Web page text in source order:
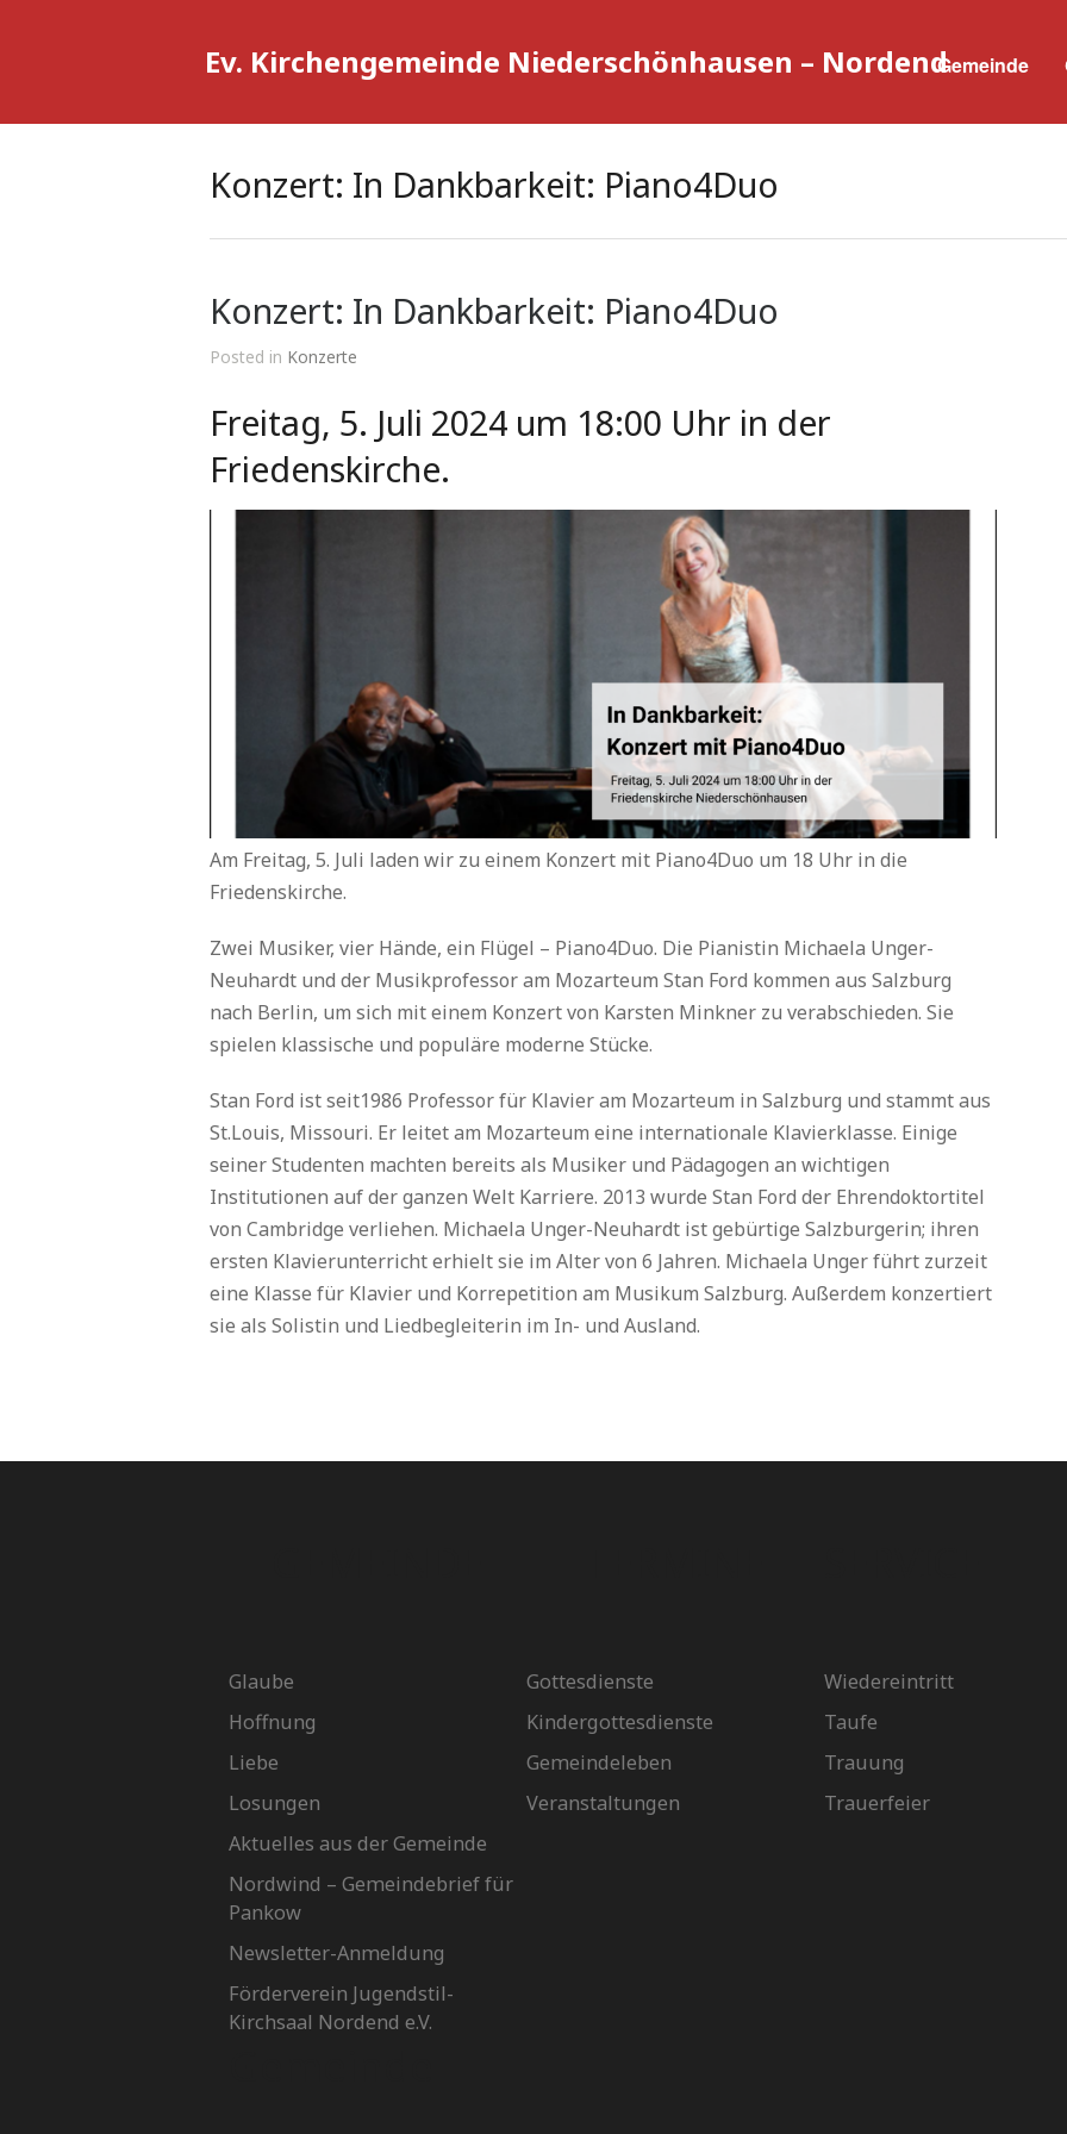
Ev. Kirchengemeinde Niederschönhausen – NordendGemeinde
Konzert: In Dankbarkeit: Piano4Duo
Konzert: In Dankbarkeit: Piano4Duo
Posted in Konzerte
Freitag, 5. Juli 2024 um 18:00 Uhr in der
Friedenskirche.
Am Freitag, 5. Juli laden wir zu einem Konzert mit Piano4Duo um 18 Uhr in die
Friedenskirche.
Zwei Musiker, vier Hände, ein Flügel – Piano4Duo. Die Pianistin Michaela Unger-
Neuhardt und der Musikprofessor am Mozarteum Stan Ford kommen aus Salzburg
nach Berlin, um sich mit einem Konzert von Karsten Minkner zu verabschieden. Sie
spielen klassische und populäre moderne Stücke.
Stan Ford ist seit1986 Professor für Klavier am Mozarteum in Salzburg und stammt aus
St.Louis, Missouri. Er leitet am Mozarteum eine internationale Klavierklasse. Einige
seiner Studenten machten bereits als Musiker und Pädagogen an wichtigen
Institutionen auf der ganzen Welt Karriere. 2013 wurde Stan Ford der Ehrendoktortitel
von Cambridge verliehen. Michaela Unger-Neuhardt ist gebürtige Salzburgerin; ihren
ersten Klavierunterricht erhielt sie im Alter von 6 Jahren. Michaela Unger führt zurzeit
eine Klasse für Klavier und Korrepetition am Musikum Salzburg. Außerdem konzertiert
sie als Solistin und Liedbegleiterin im In- und Ausland.
Glaube
Hoffnung
Liebe
Losungen
Aktuelles aus der Gemeinde
Nordwind – Gemeindebrief für
Pankow
Newsletter-Anmeldung
Förderverein Jugendstil-
Kirchsaal Nordend e.V.
Gottesdienste
Kindergottesdienste
Gemeindeleben
Veranstaltungen
Wiedereintritt
Taufe
Trauung
Trauerfeier